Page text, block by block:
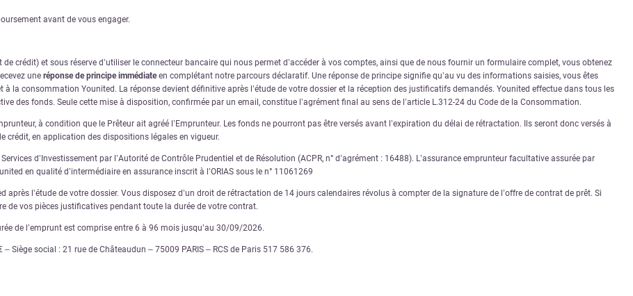
avant de vous engager.
crédit) et sous réserve d’utiliser le connecteur bancaire qui nous permet d’accéder à vos comptes, ainsi que de nous fournir un formulaire complet, vous obtenez
une réponse de principe immédiateen complétant notre parcours déclaratif. Une réponse de principe signifie qu’au vu des informations saisies, vous êtes
la consommation Younited. La réponse devient définitive après l’étude de votre dossier et la réception des justificatifs demandés. Younited effectue dans tous les
des fonds. Seule cette mise à disposition, confirmée par un email, constitue l’agrément final au sens de l’article L.312-24 du Code de la Consommation.
à condition que le Prêteur ait agréé l’Emprunteur. Les fonds ne pourront pas être versés avant l’expiration du délai de rétractation. Ils seront donc versés à
crédit, en application des dispositions légales en vigueur.
d’Investissement par l’Autorité de Contrôle Prudentiel et de Résolution (ACPR, n° d’agrément : 16488). L’assurance emprunteur facultative assurée par
en qualité d’intermédiaire en assurance inscrit à l’ORIAS sous le n° 11061269
l’étude de votre dossier. Vous disposez d’un droit de rétractation de 14 jours calendaires révolus à compter de la signature de l’offre de contrat de prêt. Si
de vos pièces justificatives pendant toute la durée de votre contrat.
de l’emprunt est comprise entre 6 à 96 mois jusqu’au 30/09/2026.
Siège social : 21 rue de Châteaudun – 75009 PARIS – RCS de Paris 517 586 376.